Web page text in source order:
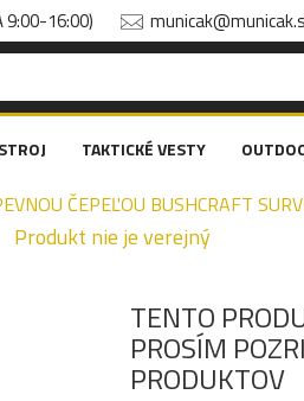
9:00-16:00)
TAKTICKÉ VESTY
ČEPEĽOU BUSHCRAFT
Produkt nie je verejný
TENTO
PROSÍM
PRODUKTOV